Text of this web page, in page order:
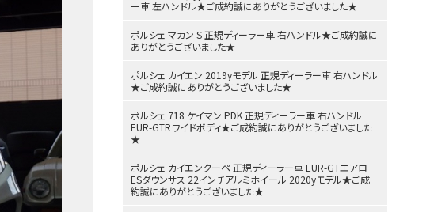
ー車 左ハンドル★ご成約誠にありがとうございました★
ポルシェ マカン S 正規ディーラー車 右ハンドル★ご成約誠に
ありがとうございました★
ポルシェ カイエン 2019yモデル 正規ディーラー車 右ハンドル
★ご成約誠にありがとうございました★
ポルシェ 718 ケイマン PDK 正規ディーラー車 右ハンドル
EUR-GTRワイドボディ★ご成約誠にありがとうございました
★
ポルシェ カイエンクーペ 正規ディーラー車 EUR-GTエアロ
ESダウンサス 22インチアルミホイール 2020yモデル★ご成
約誠にありがとうございました★